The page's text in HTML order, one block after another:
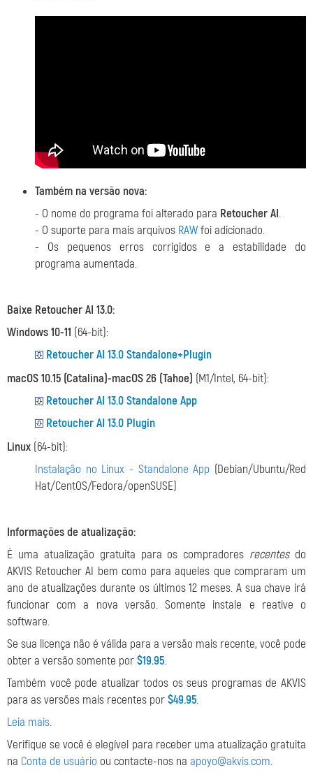
Também na versão nova:
- O nome do programa foi alterado para Retoucher AI.
- O suporte para mais arquivos RAWfoi adicionado.
- Os pequenos erros corrigidos e a estabilidade do
programa aumentada.
Baixe Retoucher AI 13.0:
Windows 10-11 (64-bit):
Retoucher AI 13.0 Standalone+Plugin
macOS 10.15 (Catalina)-macOS 26 (Tahoe) (M1/Intel, 64-bit):
Retoucher AI 13.0 Standalone App
Retoucher AI 13.0 Plugin
Linux (64-bit):
Instalação no Linux - Standalone App (Debian/Ubuntu/Red
Hat/CentOS/Fedora/openSUSE)
Informações de atualização:
É uma atualização gratuita para os compradores recentesdo
AKVIS Retoucher AI bem como para aqueles que compraram um
ano de atualizações durante os últimos 12 meses. A sua chave irá
funcionar com a nova versão. Somente instale e reative o
software.
Se sua licença não é válida para a versão mais recente, você pode
obter a versão somente por$19.95.
Também você pode atualizar todos os seus programas de AKVIS
para as versões mais recentes por$49.95.
Leia mais.
Verifique se você é elegível para receber uma atualização gratuita
na Conta de usuário ou contacte-nos na apoyo@akvis.com.